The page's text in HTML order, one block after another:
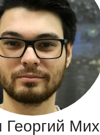
КЛЮЧЕВЫЕ СЛОВА
Георгий